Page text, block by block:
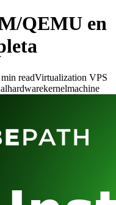
QEMU en
readVirtualization VPS
hardwarekernelmachine